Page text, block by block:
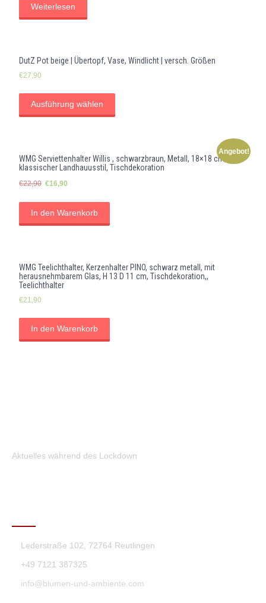
€29,00 €15,00.
Weiterlesen
DutZ Pot beige | Übertopf, Vase, Windlicht | versch. Größen
€27,90
Ausführung wählen
Angebot!
WMG Serviettenhalter Willis , schwarzbraun, Metall, 18×18 cm,
klassischer Landhauusstil, Tischdekoration
€22,90 Ursprünglicher
€22,90
€16,90
€16,90.
In den Warenkorb
WMG Teelichthalter, Kerzenhalter PINO, schwarz metall, mit
herausnehmbarem Glas, H 13 D 11 cm, Tischdekoration,,
Teelichthalter
€21,90
In den Warenkorb
Aktuelles während des Lockdown
Lederstraße 102, 72764 Reutlingen
+49 7121 387325
info@blumen-und-ambiente.com